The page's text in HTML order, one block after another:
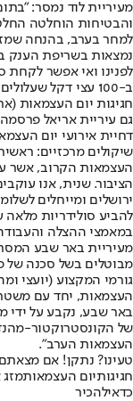
מעיריית לוד נמסר:
והבטיחות הוחלטה
למחר בערב, בהנחה
לפנינו ואי אפשר לקחת
ב-100 עצי דקל שעלולים לקרוס ברוחות העזות".
חגיגות יום העצמאות
גם עיריית אריאל
דחיית אירועי יום
שיקולים מרכזיים:
העצמאות הקרוב, אשר
הציבור. שנית, אנו
ירושלים ומייחלים
להביע סולידריות
במאמצי ההצלה
מעיריית באר שבע
מבוטלים בשל סכנה של
גורמי המקצוע (יועצי
העצמאות, יחד עם
באר שבע, נקבע על ידי
של הקונסטרוקטור-
העצמאות הערב".
טעינו? נתקן! אם
חגיגותיום העצמאותמזג
כדאילהכיר